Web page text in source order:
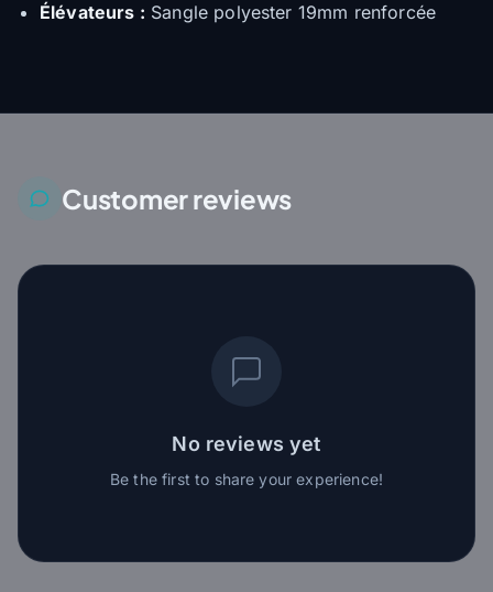
Élévateurs : Sangle polyester 19mm renforcée
Customer reviews
No reviews yet
Be the first to share your experience!